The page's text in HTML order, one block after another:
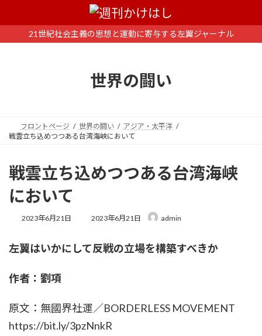
ン
ー
21世紀社会主義の思想と運動に寄与する左翼ジャーナル
世界の闘い
フロントページ 世界の闘い
アジア・太平洋
戦雲立ち込めつつある台湾海峡において
戦雲立ち込めつつある台湾海峡
において
2023年6月21日
最
新
2023年6月21日 admin
左翼はいかにして反戦の立場を構築すべきか
作者：劉項
原文：無國界社運／BORDERLESS MOVEMENT
https://bit.ly/3pzNnkR